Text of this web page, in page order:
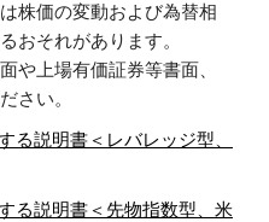
株価の変動および為替相
おそれがあります。
や上場有価証券等書面、
さい。
る説明書＜レバレッジ型、
る説明書＜先物指数型、米